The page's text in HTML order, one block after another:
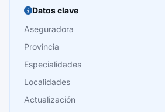
Burgos
Cáceres
Cádiz
Cantabria
Castellón
Datos clave
Aseguradora
Provincia
Especialidades
Localidades
Actualización